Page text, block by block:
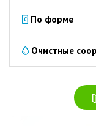
сточных
вод
По форме
Очистные